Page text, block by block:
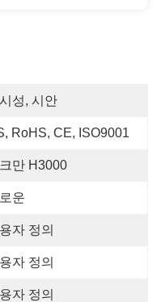
성, 시안
RoHS, CE, ISO9001
만 H3000
운
자 정의
자 정의
자 정의